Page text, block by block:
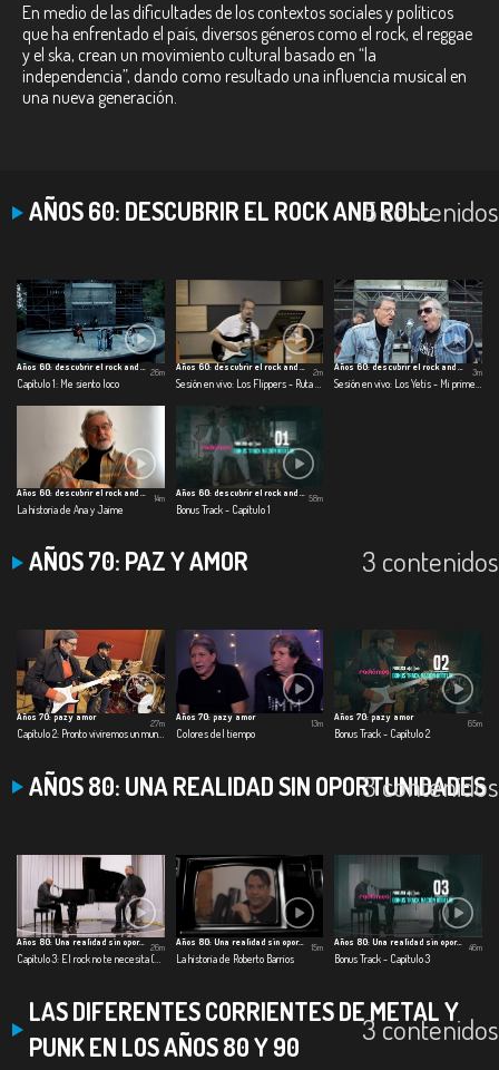
En medio de las dificultades de los contextos sociales y políticos
que ha enfrentado el país, diversos géneros como el rock, el reggae
y el ska, crean un movimiento cultural basado en “la
independencia”, dando como resultado una influencia musical en
una nueva generación.
AÑOS 60: DESCUBRIR EL ROCK AND ROLL5 contenidos
Capítulo 1: Me siento loco
26m
Años 60: descubrir el rock and roll
2m
Años 60: descubrir el rock and roll
3m
La historia de Ana y Jaime
14m
Bonus Track - Capítulo 1
58m
AÑOS 70: PAZ Y AMOR 3 contenidos
Años 70: paz y amor
27m
Años 70: paz y amor
Colores del tiempo
13m
Años 70: paz y amor
Bonus Track - Capítulo 2
65m
AÑOS 80: UNA REALIDAD SIN OPORTUNIDADES
3 contenidos
Años 80: Una realidad sin oportunidades
26m
Años 80: Una realidad sin oportunidades
La historia de Roberto Barrios
15m
Años 80: Una realidad sin oportunidades
Bonus Track - Capítulo 3
46m
LAS DIFERENTES CORRIENTES DE METAL Y
PUNK EN LOS AÑOS 80 Y 90
3 contenidos